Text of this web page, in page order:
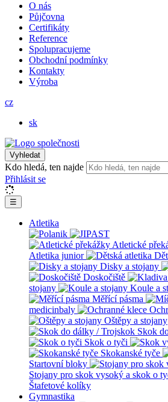
O nás
Půjčovna
Certifikáty
Reference
Spolupracujeme
Obchodní podmínky
Kontakty
Výroba
cz
sk
Vyhledat
Kdo hledá, ten najde
Přihlásit se
☰
Atletika
Atletické
Atletika junior
Disky a stojany
Doskočiště
stojany
Koule a
Měřící pásma
medicinbaly
Oštěpy a stojany
Skok
Skok o tyči
Skokanské tyče
Startovní bloky
Stojany pro skok vysoký a skok o
Štafetové kolíky
Gymnastika